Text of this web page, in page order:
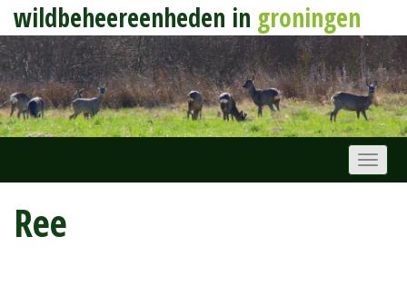
wildbeheereenheden in groningen
Ree